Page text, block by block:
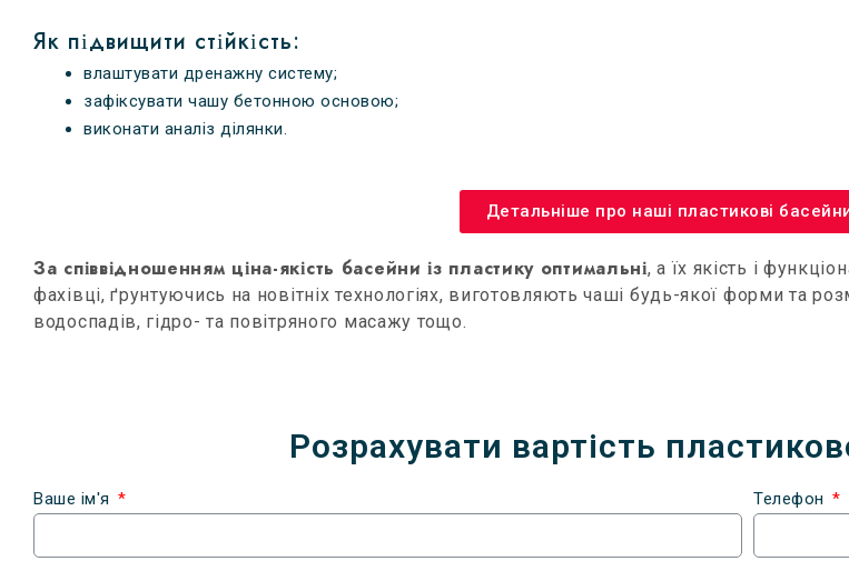
Як підвищити стійкість:
влаштувати дренажну систему;
зафіксувати чашу бетонною основою;
виконати аналіз ділянки.
Детальніше про наші пластикові
За співвідношенням ціна-якість басейни із пластику оптимальні, а їх якість і
фахівці, ґрунтуючись на новітніх технологіях, виготовляють чаші будь-якої форми та
водоспадів, гідро- та повітряного масажу тощо.
Розрахувати вартість
Ваше ім'я Телефон